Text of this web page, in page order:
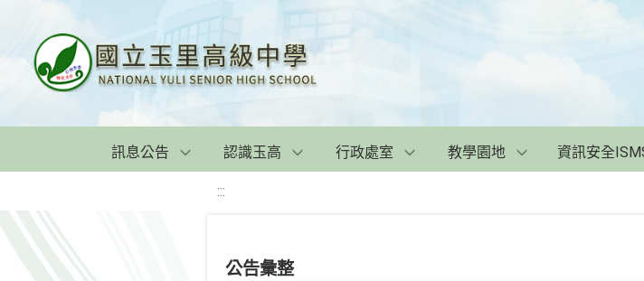
訊息公告 認識玉高 行政處室 教學園地 資訊安全
:::
公告彙整